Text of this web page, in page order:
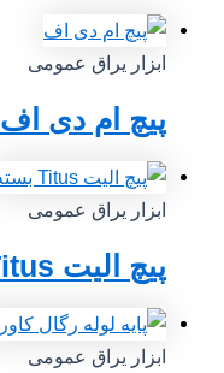
ابزار یراق عمومی
پیچ ام دی اف
ابزار یراق عمومی
پیچ الیت Titus بسته
ابزار یراق عمومی